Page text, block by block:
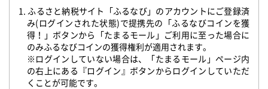
1. ふるさと納税サイト「ふるなび」のアカウントにご登録済
み(ログインされた状態)で提携先の「ふるなびコインを獲
得！」ボタンから「たまるモール」ご利用に至った場合に
のみふるなびコインの獲得権利が適用されます。
※ログインしていない場合は、「たまるモール」ページ内
の右上にある『ログイン』ボタンからログインしていただ
くことが可能です。